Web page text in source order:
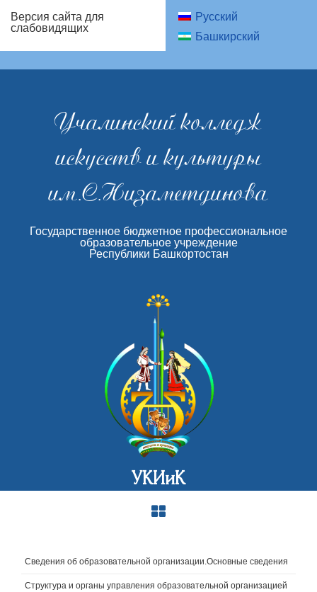
Версия сайта для
слабовидящих
Русский
Башкирский
Учалинский колледж
искусств и культуры
им.С.Низаметдинова
Государственное бюджетное профессиональное
образовательное учреждение
Республики Башкортостан
УКИиК
Сведения об образовательной организации.Основные сведения
Структура и органы управления образовательной организацией